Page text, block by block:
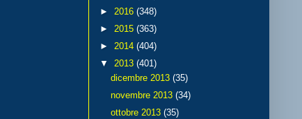
► 2016 (348)
► 2015 (363)
► 2014 (404)
▼ 2013 (401)
dicembre 2013 (35)
novembre 2013 (34)
ottobre 2013 (35)